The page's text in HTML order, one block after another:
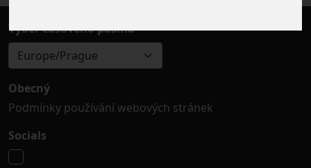
Výběr časového pásma
Europe/Prague
Obecný
Podmínky používání webových stránek
Socials